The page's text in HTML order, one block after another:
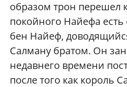
образом трон перешел
покойного Найефа
бен Найеф,
Салману братом. Он
недавнего времени
после того как король